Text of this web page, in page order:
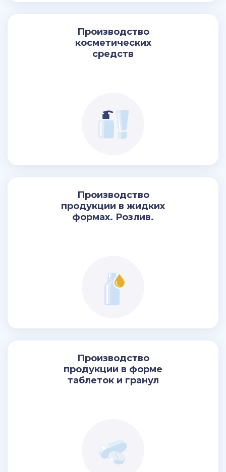
Производство
косметических
средств
Производство
продукции в жидких
формах. Розлив.
Производство
продукции в форме
таблеток и гранул